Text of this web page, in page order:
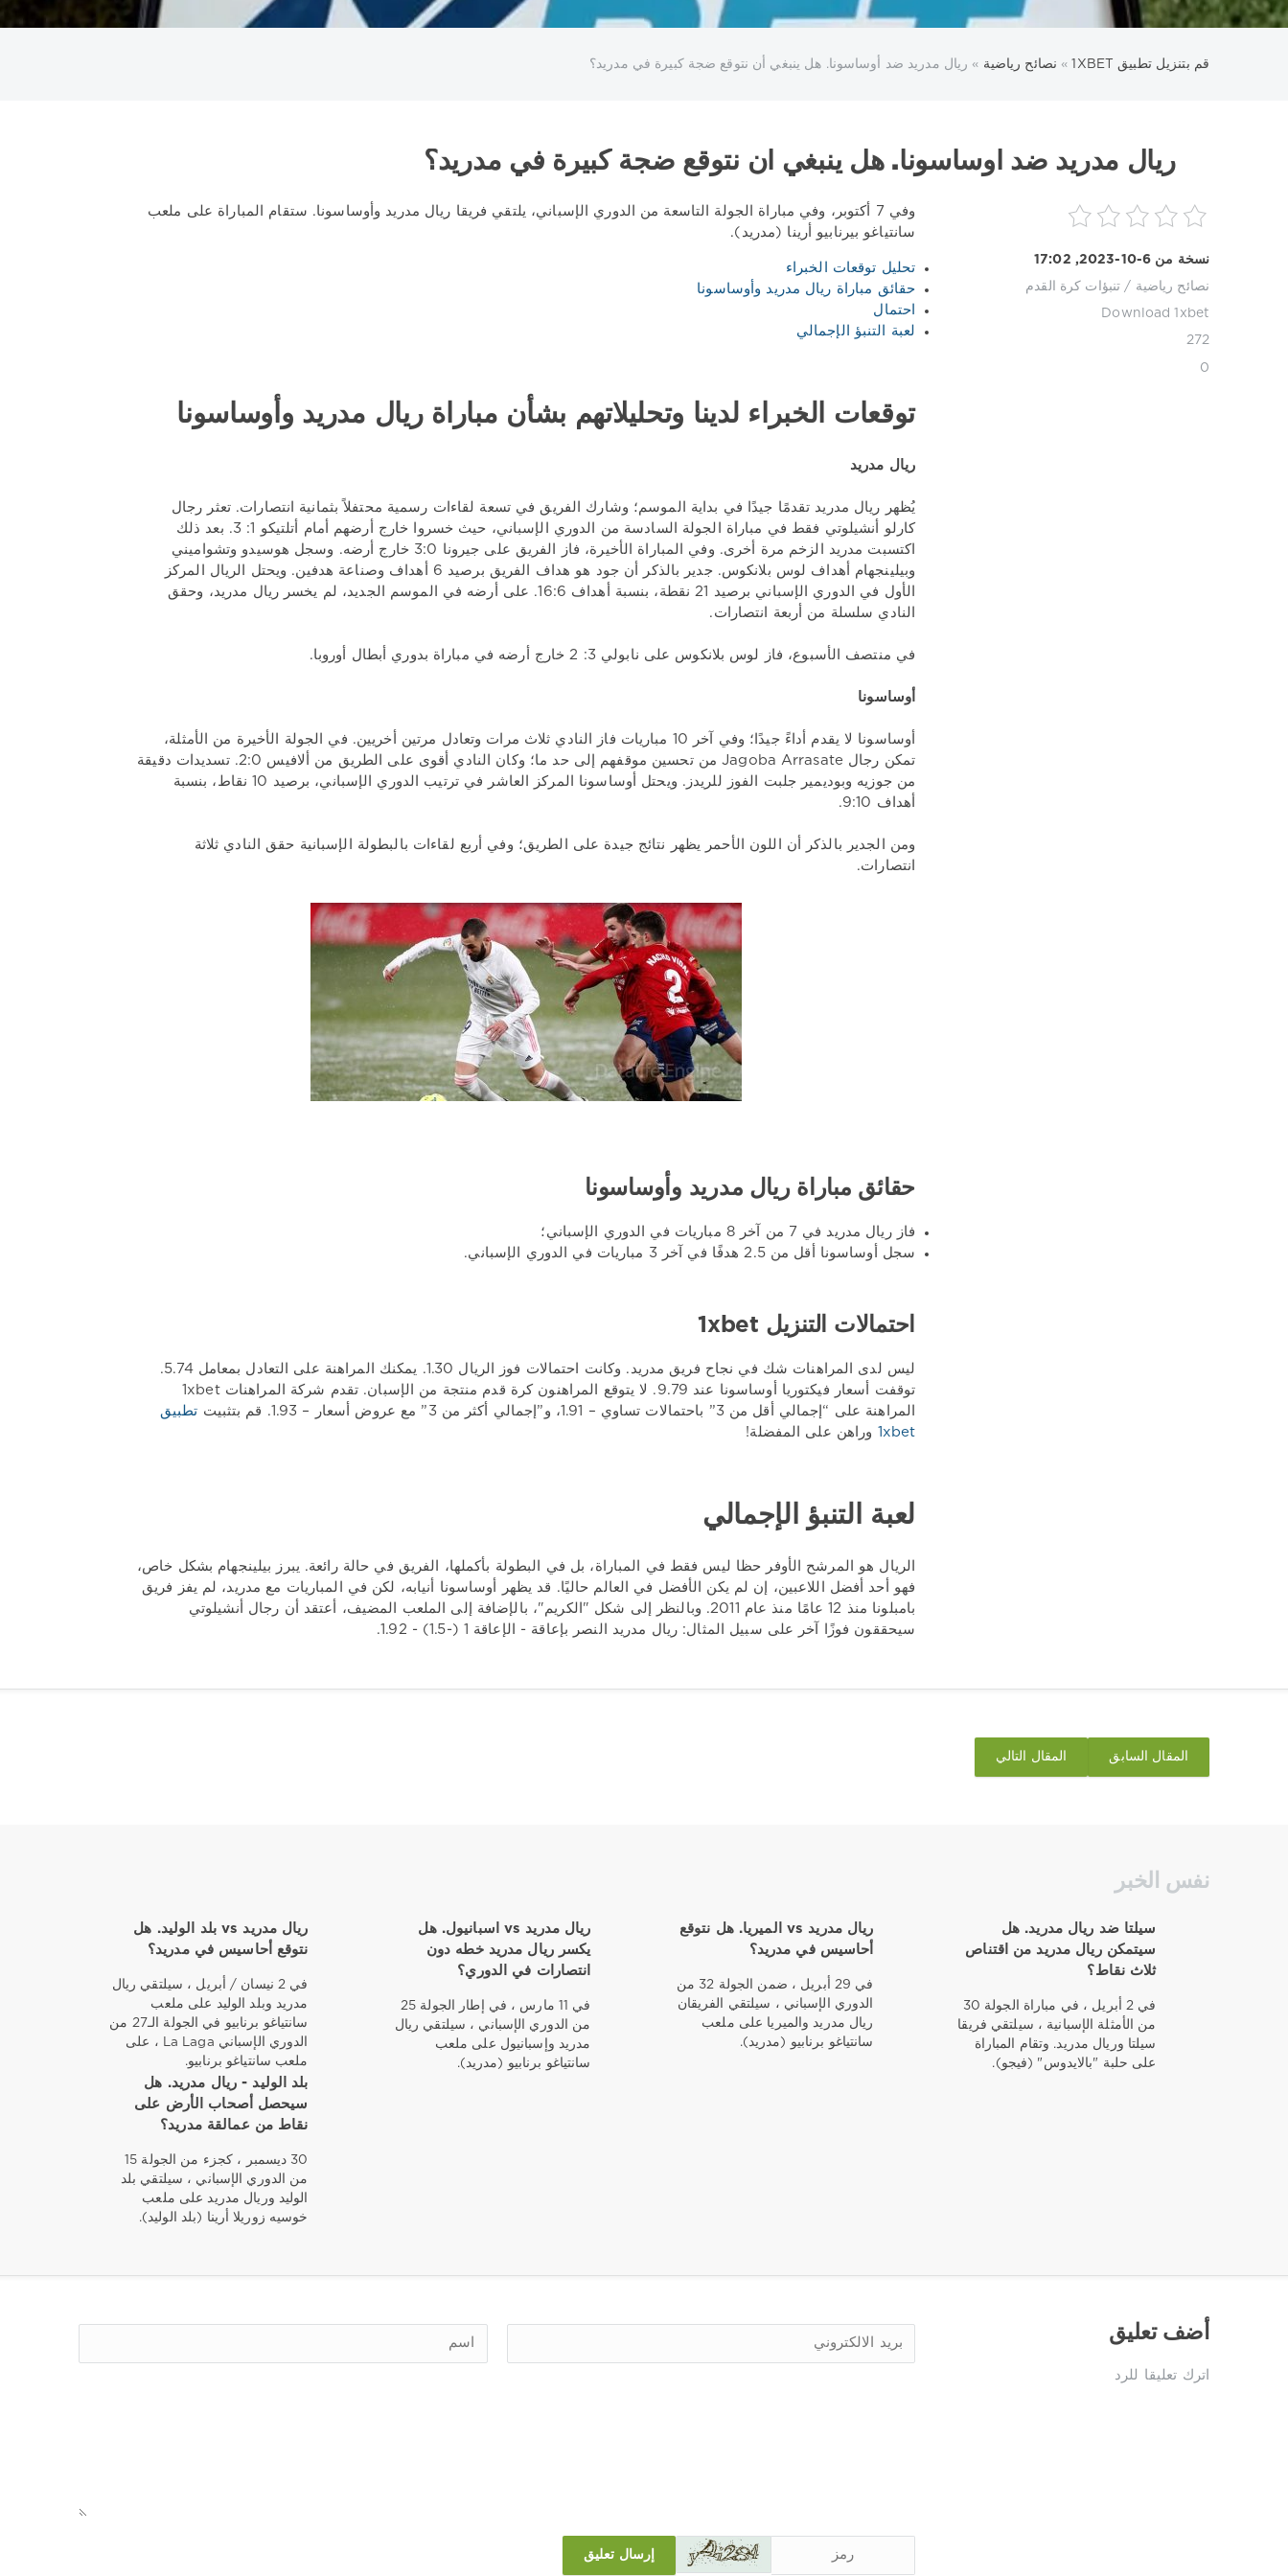
قم بتنزيل تطبيق 1XBET » نصائح رياضية » ريال مدريد ضد أوساسونا. هل ينبغي أن نتوقع ضجة كبيرة في مدريد؟
ريال مدريد ضد أوساسونا. هل ينبغي أن نتوقع ضجة كبيرة في مدريد؟
نسخة من 6-10-2023, 17:02
نصائح رياضية / تنبؤات كرة القدم
Download 1xbet
272
0
وفي 7 أكتوبر، وفي مباراة الجولة التاسعة من الدوري الإسباني، يلتقي فريقا ريال مدريد وأوساسونا. ستقام المباراة على ملعب
سانتياغو بيرنابيو أرينا (مدريد).
تحليل توقعات الخبراء
حقائق مباراة ريال مدريد وأوساسونا
احتمال
لعبة التنبؤ الإجمالي
توقعات الخبراء لدينا وتحليلاتهم بشأن مباراة ريال مدريد وأوساسونا
ريال مدريد
يُظهر ريال مدريد تقدمًا جيدًا في بداية الموسم؛ وشارك الفريق في تسعة لقاءات رسمية محتفلاً بثمانية انتصارات. تعثر رجال
كارلو أنشيلوتي فقط في مباراة الجولة السادسة من الدوري الإسباني، حيث خسروا خارج أرضهم أمام أتلتيكو 1: 3. بعد ذلك
اكتسبت مدريد الزخم مرة أخرى. وفي المباراة الأخيرة، فاز الفريق على جيرونا 3:0 خارج أرضه. وسجل هوسيدو وتشواميني
وبيلينجهام أهداف لوس بلانكوس. جدير بالذكر أن جود هو هداف الفريق برصيد 6 أهداف وصناعة هدفين. ويحتل الريال المركز
الأول في الدوري الإسباني برصيد 21 نقطة، بنسبة أهداف 16:6. على أرضه في الموسم الجديد، لم يخسر ريال مدريد، وحقق
النادي سلسلة من أربعة انتصارات.
في منتصف الأسبوع، فاز لوس بلانكوس على نابولي 3: 2 خارج أرضه في مباراة بدوري أبطال أوروبا.
أوساسونا
أوساسونا لا يقدم أداءً جيدًا؛ وفي آخر 10 مباريات فاز النادي ثلاث مرات وتعادل مرتين أخريين. في الجولة الأخيرة من الأمثلة،
تمكن رجال Jagoba Arrasate من تحسين موقفهم إلى حد ما؛ وكان النادي أقوى على الطريق من ألافيس 2:0. تسديدات دقيقة
من جوزيه وبوديمير جلبت الفوز للريدز. ويحتل أوساسونا المركز العاشر في ترتيب الدوري الإسباني، برصيد 10 نقاط، بنسبة
أهداف 9:10.
ومن الجدير بالذكر أن اللون الأحمر يظهر نتائج جيدة على الطريق؛ وفي أربع لقاءات بالبطولة الإسبانية حقق النادي ثلاثة
انتصارات.
حقائق مباراة ريال مدريد وأوساسونا
فاز ريال مدريد في 7 من آخر 8 مباريات في الدوري الإسباني؛
سجل أوساسونا أقل من 2.5 هدفًا في آخر 3 مباريات في الدوري الإسباني.
احتمالات التنزيل 1xbet
ليس لدى المراهنات شك في نجاح فريق مدريد. وكانت احتمالات فوز الريال 1.30. يمكنك المراهنة على التعادل بمعامل 5.74.
توقفت أسعار فيكتوريا أوساسونا عند 9.79. لا يتوقع المراهنون كرة قدم منتجة من الإسبان. تقدم شركة المراهنات 1xbet
المراهنة على “إجمالي أقل من 3” باحتمالات تساوي – 1.91، و”إجمالي أكثر من 3” مع عروض أسعار – 1.93. قم بتثبيت
تطبيق
1xbet
وراهن على المفضلة!
لعبة التنبؤ الإجمالي
الريال هو المرشح الأوفر حظا ليس فقط في المباراة، بل في البطولة بأكملها، الفريق في حالة رائعة. يبرز بيلينجهام بشكل خاص،
فهو أحد أفضل اللاعبين، إن لم يكن الأفضل في العالم حاليًا. قد يظهر أوساسونا أنيابه، لكن في المباريات مع مدريد، لم يفز فريق
بامبلونا منذ 12 عامًا منذ عام 2011. وبالنظر إلى شكل "الكريم"، بالإضافة إلى الملعب المضيف، أعتقد أن رجال أنشيلوتي
سيحققون فوزًا آخر على سبيل المثال: ريال مدريد النصر بإعاقة - الإعاقة 1 (-1.5) - 1.92.
المقال التالي المقال السابق
نفس الخبر
ريال مدريد vs بلد الوليد. هل
نتوقع أحاسيس في مدريد؟
في 2 نيسان / أبريل ، سيلتقي ريال
مدريد وبلد الوليد على ملعب
سانتياغو برنابيو في الجولة الـ27 من
الدوري الإسباني La Laga ، على
ملعب سانتياغو برنابيو.
ريال مدريد vs اسبانيول. هل
يكسر ريال مدريد خطه دون
انتصارات في الدوري؟
في 11 مارس ، في إطار الجولة 25
من الدوري الإسباني ، سيلتقي ريال
مدريد وإسبانيول على ملعب
سانتياغو برنابيو (مدريد).
ريال مدريد vs الميريا. هل نتوقع
أحاسيس في مدريد؟
في 29 أبريل ، ضمن الجولة 32 من
الدوري الإسباني ، سيلتقي الفريقان
ريال مدريد والميريا على ملعب
سانتياغو برنابيو (مدريد).
سيلتا ضد ريال مدريد. هل
سيتمكن ريال مدريد من اقتناص
ثلاث نقاط؟
في 2 أبريل ، في مباراة الجولة 30
من الأمثلة الإسبانية ، سيلتقي فريقا
سيلتا وريال مدريد. وتقام المباراة
على حلبة "بالايدوس" (فيجو).
بلد الوليد - ريال مدريد. هل
سيحصل أصحاب الأرض على
نقاط من عمالقة مدريد؟
30 ديسمبر ، كجزء من الجولة 15
من الدوري الإسباني ، سيلتقي بلد
الوليد وريال مدريد على ملعب
خوسيه زوريلا أرينا (بلد الوليد).
أضف تعليق
اترك تعليقا للرد
إرسال تعليق